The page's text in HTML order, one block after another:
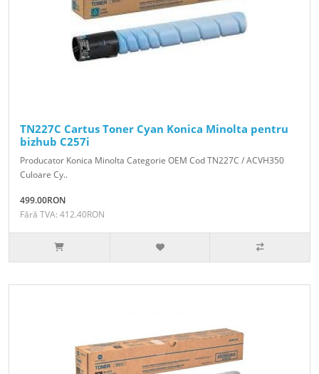
TN227C Cartus Toner Cyan Konica Minolta pentru
bizhub C257i
Producator Konica Minolta Categorie OEM Cod TN227C / ACVH350
Culoare Cy..
499.00RON
Fără TVA: 412.40RON